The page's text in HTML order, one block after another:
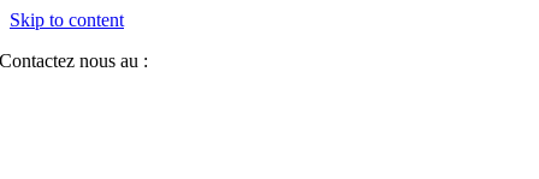
Skip to content
Contactez nous au :